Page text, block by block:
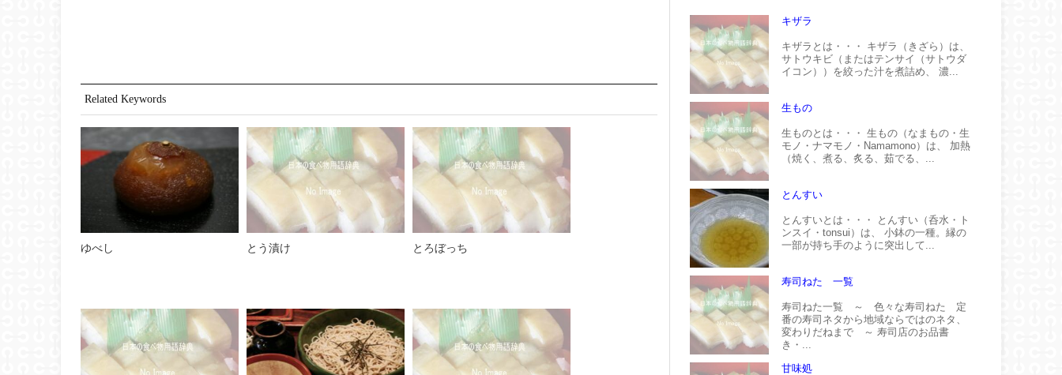
Related Keywords
ゆべし とう漬け とろぼっち
キザラ
キザラとは・・・ キザラ（きざら）は、
サトウキビ（またはテンサイ（サトウダ
イコン））を絞った汁を煮詰め、 濃...
生もの
生ものとは・・・ 生もの（なまもの・生
モノ・ナマモノ・Namamono）は、 加熱
（焼く、煮る、炙る、茹でる、...
とんすい
とんすいとは・・・ とんすい（呑水・ト
ンスイ・tonsui）は、 小鉢の一種。縁の
一部が持ち手のように突出して...
寿司ねた 一覧
寿司ねた一覧 ～ 色々な寿司ねた 定
番の寿司ネタから地域ならではのネタ、
変わりだねまで ～ 寿司店のお品書
き・...
甘味処